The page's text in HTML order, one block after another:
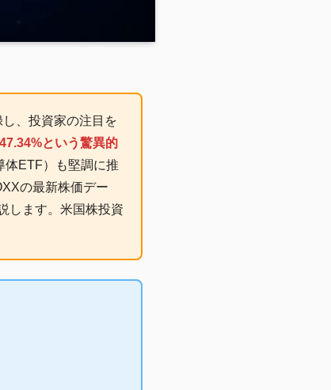
し、投資家の注目を
という驚異的
体ETF）も堅調に推
の最新株価デー
します。米国株投資